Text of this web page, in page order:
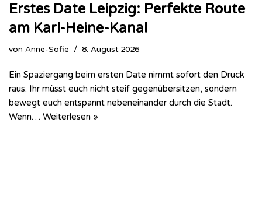
Erstes Date Leipzig: Perfekte Route
am Karl-Heine-Kanal
von Anne-Sofie 8. August 2026
Ein Spaziergang beim ersten Date nimmt sofort den Druck
raus. Ihr müsst euch nicht steif gegenübersitzen, sondern
bewegt euch entspannt nebeneinander durch die Stadt.
Wenn… Weiterlesen »